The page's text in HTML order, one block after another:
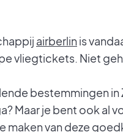
airberlinis
vliegtickets. Niet
bestemmingen
Maar je bent ook al
maken van deze